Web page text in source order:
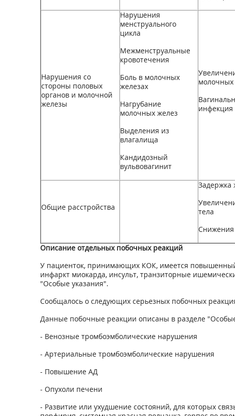
Нарушения со
стороны половых
органов и молочной
железы
Нарушения
менструального
цикла
Межменструальные
кровотечения
Боль в молочных
железах
Нагрубание
молочных желез
Выделения из
влагалища
Кандидозный
вульвовагинит
молочных
инфекция
Общие расстройства
Задержка
тела
Снижения
Описание отдельных побочных реакций
У пациенток, принимающих КОК, имеется
инфаркт миокарда, инсульт, транзиторные
"Особые указания".
Сообщалось о следующих серьезных побочных
Данные побочные реакции описаны в разделе
- Венозные тромбоэмболические нарушения
- Артериальные тромбоэмболические нарушения
- Повышение АД
- Опухоли печени
- Развитие или ухудшение состояний, для которых